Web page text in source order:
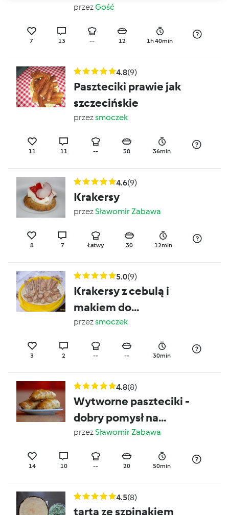
przezGość
7 13 -- 12 1h 40min
4.8(9)
Paszteciki prawie jak
szczecińskie
przezsmoczek
11 11 -- 38 36min
4.6(9)
Krakersy
przezSławomir Zabawa
8 7 Łatwy 30 12min
5.0(9)
Krakersy z cebulą i
makiem do
wielkanocnego żuru.
przezsmoczek
3 2 -- -- 30min
4.8(8)
Wytworne paszteciki -
dobry pomysł na
piknikową przekąskę
przezSławomir Zabawa
14 10 -- 20 50min
4.5(8)
tarta ze szpinakiem